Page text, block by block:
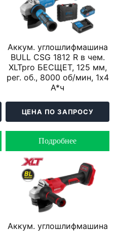
Аккум. углошлифмашина
BULL CSG 1812 R в чем.
XLTpro БЕСЩЕТ, 125 мм,
рег. об., 8000 об/мин, 1х4
А*ч
ЦЕНА ПО ЗАПРОСУ
Подробнее
Аккум. углошлифмашина